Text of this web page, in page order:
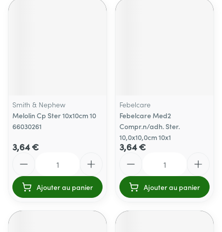
Smith & Nephew
Melolin Cp Ster 10x10cm 10
66030261
3,64 €
Ajouter au panier
Febelcare
Febelcare Med2
Compr.n/adh. Ster.
10,0x10,0cm 10x1
3,64 €
Ajouter au panier